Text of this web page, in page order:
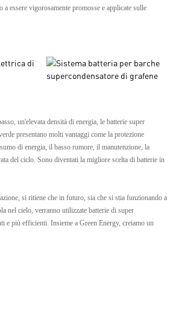
a essere vigorosamente promosse e applicate sulle
un'elevata densità di energia, le batterie super
presentano molti vantaggi come la protezione
di energia, il basso rumore, il manutenzione, la
del ciclo. Sono diventati la migliore scelta di batterie in
si ritiene che in futuro, sia che si stia funzionando a
nel cielo, verranno utilizzate batterie di super
e più efficienti. Insieme a Green Energy, creiamo un